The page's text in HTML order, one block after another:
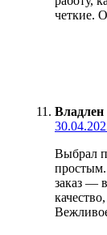
четкие.
Владлен
Выбрал
заказ —